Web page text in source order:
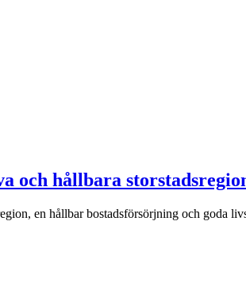
och hållbara
en hållbar bostadsförsörjning och goda